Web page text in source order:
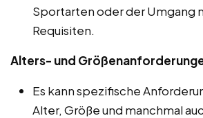
Sportarten oder der Umgang
Requisiten.
Alters- und
Es kann spezifische
Alter, Größe und manchmal